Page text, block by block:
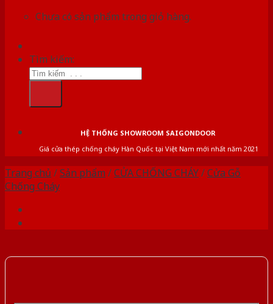
Chưa có sản phẩm trong giỏ hàng.
Tìm kiếm:
HỆ THỐNG SHOWROOM SAIGONDOOR
Giá cửa thép chống cháy Hàn Quốc tại Việt Nam mới nhất năm 2021
Trang chủ /Sản phẩm /CỬA CHỐNG CHÁY/Cửa Gỗ
Chống Cháy